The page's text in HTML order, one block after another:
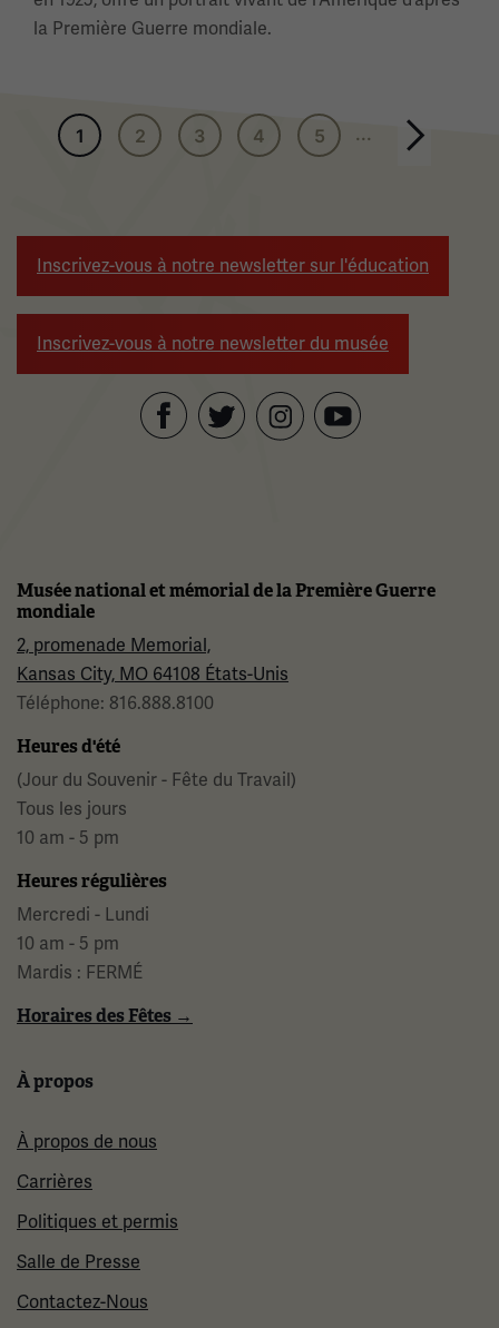
la Première Guerre mondiale.
Pagination
1 2 3 4 5
...
Page suivante
Inscrivez-vous à notre newsletter sur l'éducation
Inscrivez-vous à notre newsletter du musée
Musée national et mémorial de la Première Guerre
mondiale
2, promenade Memorial,
Kansas City, MO 64108 États-Unis
Téléphone: 816.888.8100
Heures d'été
(Jour du Souvenir - Fête du Travail)
Tous les jours
10 am - 5 pm
Heures régulières
Mercredi - Lundi
10 am - 5 pm
Mardis : FERMÉ
Horaires des Fêtes →
À propos
À propos de nous
Carrières
Politiques et permis
Salle de Presse
Contactez-Nous